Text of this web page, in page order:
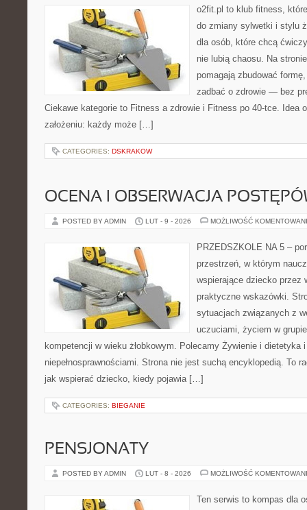
o2fit.pl to klub fitness,
do zmiany sylwetki i stylu
dla osób, które chcą
nie lubią chaosu. Na
pomagają zbudować
zadbać o zdrowie — bez
Ciekawe kategorie to Fitness a zdrowie i Fitness po 40-tce. Idea
założeniu: każdy może […]
CATEGORIES: DSKRAKOW
OCENA I OBSERWACJA
POSTED BY ADMIN LUT - 9 - 2026 MOŻLIWOŚĆ
PRZEDSZKOLE NA 5 –
przestrzeń, w którym
wspierające dziecko przez
praktyczne wskazówki.
sytuacjach związanych z
uczuciami, życiem w
kompetencji w wieku żłobkowym. Polecamy Żywienie i dietetyka
niepełnosprawnościami. Strona nie jest suchą encyklopedią. To
jak wspierać dziecko, kiedy pojawia […]
CATEGORIES: BIEGANIE
PENSJONATY
POSTED BY ADMIN LUT - 8 - 2026 MOŻLIWOŚĆ
Ten serwis to kompas dla